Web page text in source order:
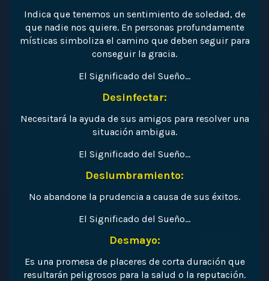
Indica que tenemos un sentimiento de soledad, de
que nadie nos quiere. En personas profundamente
místicas simboliza el camino que deben seguir para
conseguir la gracia.
El Significado del Sueño…
Desinfectar:
Necesitará la ayuda de sus amigos para resolver una
situación ambigua.
El Significado del Sueño…
Deslumbramiento:
No abandone la prudencia a causa de sus éxitos.
El Significado del Sueño…
Desmayo:
Es una promesa de placeres de corta duración que
resultarán peligrosos para la salud o la reputación.